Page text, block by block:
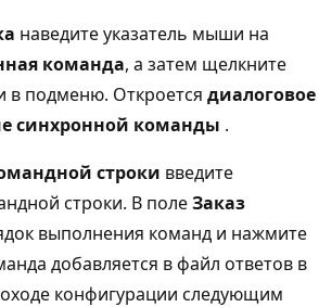
наведите указатель мыши на
команда, а затем щелкните
в подменю. Откроется диалоговое
синхронной команды .
строки введите
строки. В полеЗаказ
выполнения команд и нажмите
добавляется в файл ответов в
конфигурации следующим